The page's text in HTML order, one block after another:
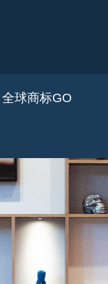
全球商标GO